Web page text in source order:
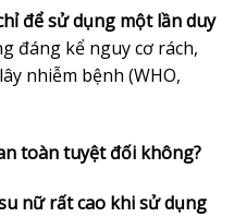
để sử dụng một lần duy
đáng kể nguy cơ rách,
nhiễm bệnh (WHO,
toàn tuyệt đối không?
nữ rất cao khi sử dụng